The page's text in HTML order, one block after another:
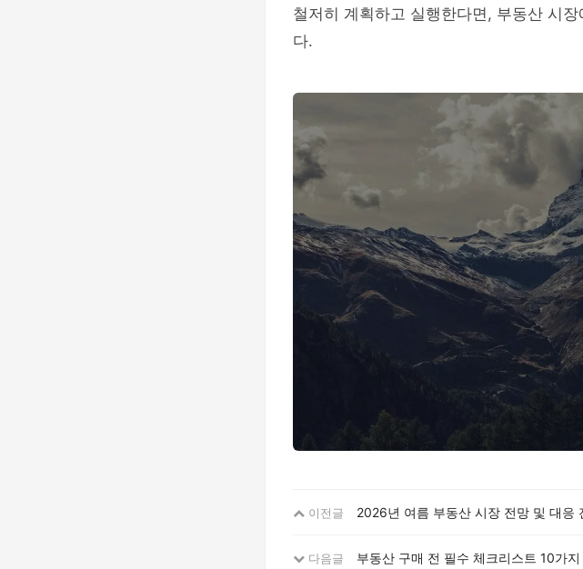
철저히 계획하고 실행한다면, 부동산 시
다.
이전글 2026년 여름 부동산 시장 전망 및 대응
다음글 부동산 구매 전 필수 체크리스트 10가지